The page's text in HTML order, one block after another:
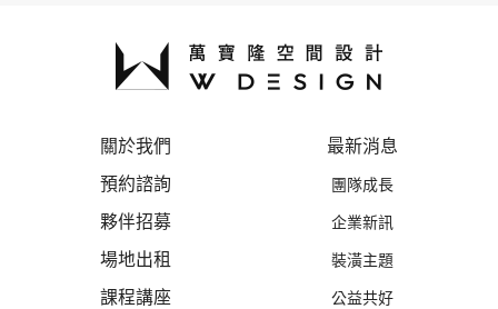
關於我們
預約諮詢
夥伴招募
場地出租
課程講座
最新消息
團隊成長
企業新訊
裝潢主題
公益共好